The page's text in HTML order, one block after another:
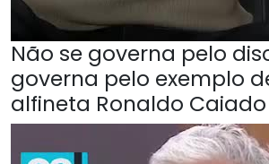
Não se governa pelo
governa pelo exemplo
alfineta Ronaldo Caiado